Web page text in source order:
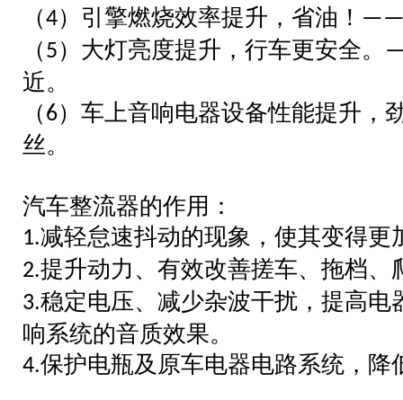
（4）引擎燃烧效率提升，省油！
（5）大灯亮度提升，行车更安全。
近。
（6）车上音响电器设备性能提升，
丝。
汽车整流器的作用：
1.减轻怠速抖动的现象，使其变得更
2.提升动力、有效改善搓车、拖档、
3.稳定电压、减少杂波干扰，提高电
响系统的音质效果。
4.保护电瓶及原车电器电路系统，降